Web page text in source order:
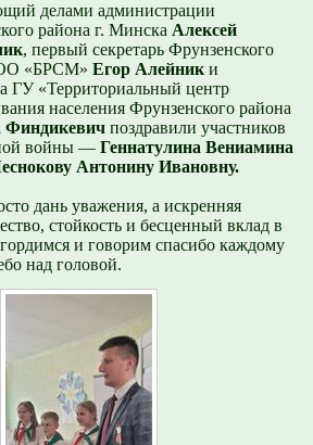
делами администрации
района г. Минска Алексей
, первый секретарь Фрунзенского
ОО «БРСМ»Егор Алейник и
ГУ «Территориальный центр
населения Фрунзенского района
Финдикевичпоздравили участников
войны —Геннатулина Вениамина
Антонину Ивановну.
дань уважения, а искренняя
стойкость и бесценный вклад в
и говорим спасибо каждому
над головой.